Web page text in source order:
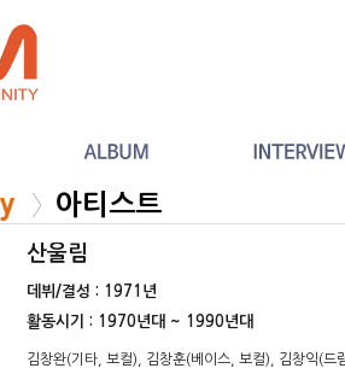
아티스트
산울림
데뷔/결성 : 1971년
활동시기 : 1970년대 ~ 1990년대
김창완(기타, 보컬), 김창훈(베이스, 보컬), 김창익(드